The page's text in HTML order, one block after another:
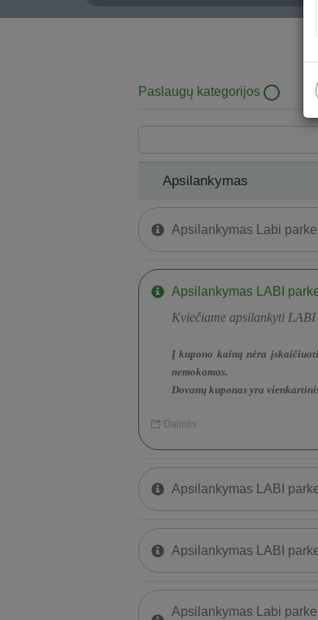
Paslaugų kategorijos
Apsilankymas
Apsilankymas
Apsilankymas Labi
Apsilankymas LABI
Kviečiame apsilankyti
Į kupono kainą nėra
nemokamas.
Dovanų kuponas yra
Dalintis
Apsilankymas LABI
Apsilankymas LABI
Apsilankymas Labi